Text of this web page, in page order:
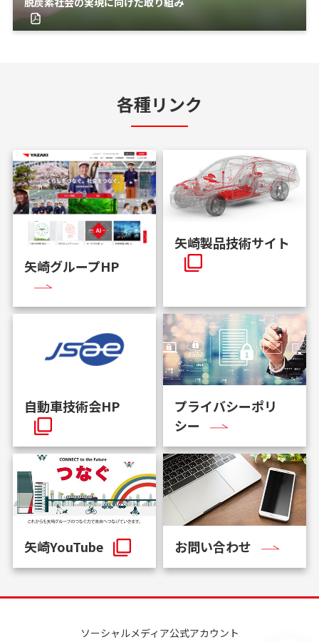
各種リンク
矢崎グループHP
矢崎製品技術サイト
自動車技術会HP
プライバシーポリ
シー
矢崎YouTube お問い合わせ
ソーシャルメディア公式アカウント